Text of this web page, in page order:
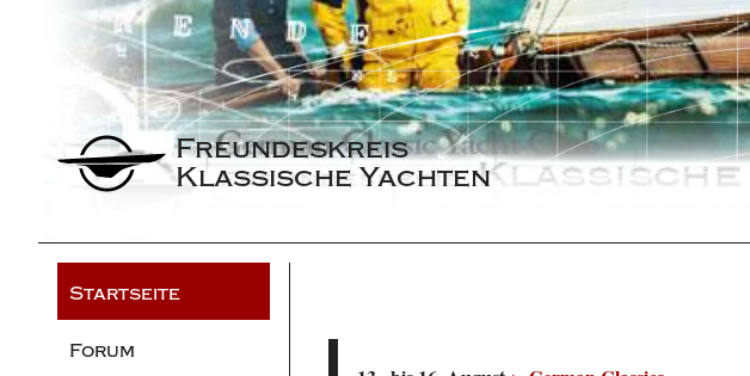
Freundeskreis
Klassische Yachten
Startseite
Forum